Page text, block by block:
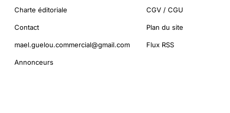
Charte éditoriale
Contact
mael.guelou.commercial@gmail.com
Annonceurs
CGV / CGU
Plan du site
Flux RSS